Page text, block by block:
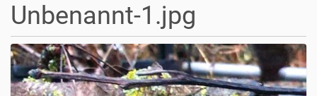
Unbenannt-1.jpg